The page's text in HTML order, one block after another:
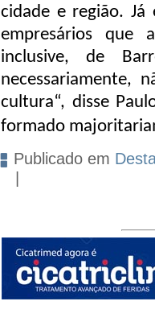
cidade e região. Já
empresários que
inclusive, de
necessariamente,
cultura“, disse
formado
Publicado em